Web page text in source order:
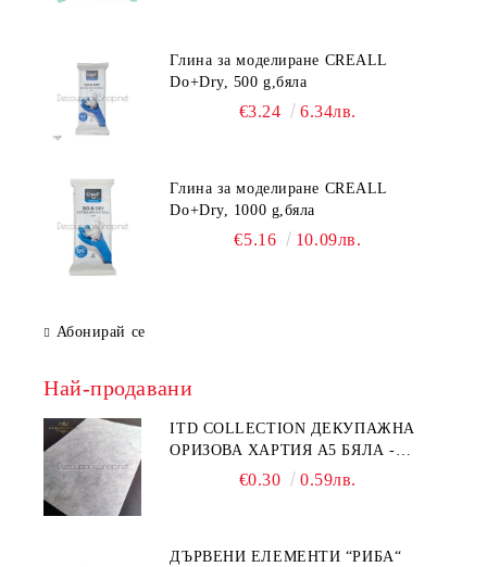
Глина за моделиране CREALL
Do+Dry, 500 g,бяла
€3.24 6.34лв.
Глина за моделиране CREALL
Do+Dry, 1000 g,бяла
€5.16 10.09лв.
Абонирай се
Най-продавани
ITD COLLECTION ДЕКУПАЖНА
ОРИЗОВА ХАРТИЯ А5 БЯЛА -
€0.30 0.59лв.
ДЪРВЕНИ ЕЛЕМЕНТИ “РИБА“